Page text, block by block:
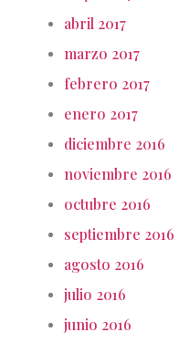
abril 2017
marzo 2017
febrero 2017
enero 2017
diciembre 2016
noviembre 2016
octubre 2016
septiembre 2016
agosto 2016
julio 2016
junio 2016